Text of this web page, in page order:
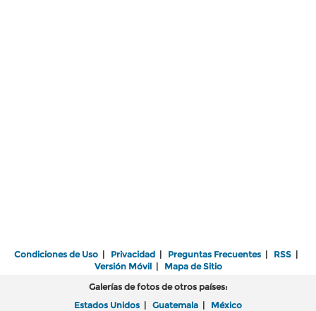
Condiciones de Uso | Privacidad | Preguntas Frecuentes | RSS |
Versión Móvil| Mapa de Sitio
Galerías de fotos de otros países:
Estados Unidos | Guatemala | México